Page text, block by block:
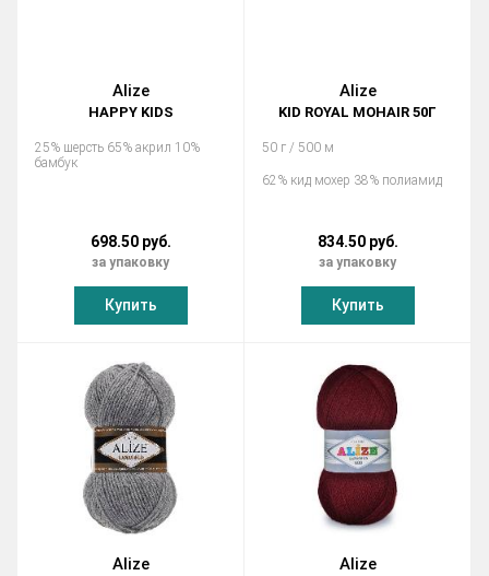
Alize
HAPPY KIDS
25% шерсть 65% акрил 10%
бамбук
698.50 руб.
за упаковку
Купить
Alize
KID ROYAL MOHAIR 50Г
50 г / 500 м
62% кид мохер 38% полиамид
834.50 руб.
за упаковку
Купить
Alize Alize